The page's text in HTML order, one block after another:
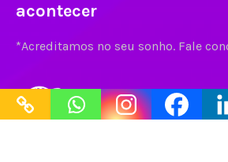
acontecer
*Acreditamos no seu sonho. Fale